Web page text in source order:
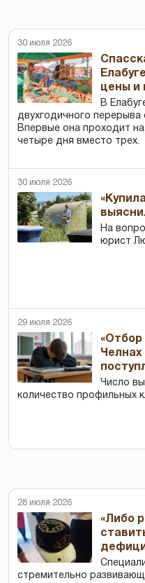
30 июля 2026
цены и
В
двухгодичного перерыва
Впервые она проходит
четыре дня вместо трех.
30 июля 2026
На
юрист
29 июля 2026
«Отбор
Число
количество профильных
28 июля 2026
«Либо
стремительно